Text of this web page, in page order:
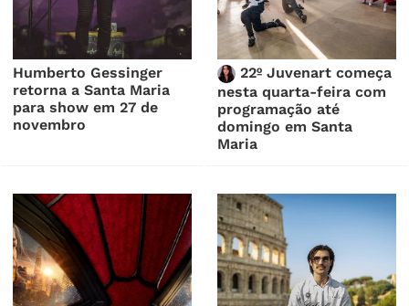
Humberto Gessinger
retorna a Santa Maria
para show em 27 de
novembro
22º Juvenart começa
nesta quarta-feira com
programação até
domingo em Santa
Maria